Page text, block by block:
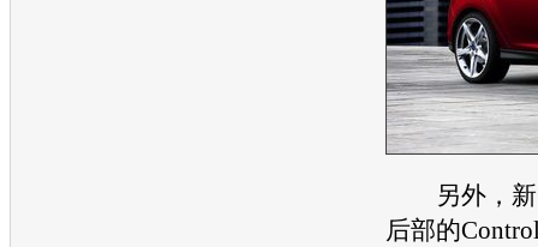
另外，新
后部的